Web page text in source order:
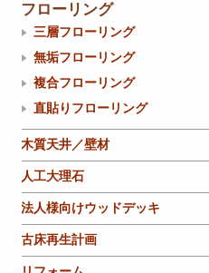
フローリング
三層フローリング
無垢フローリング
複合フローリング
直貼りフローリング
木質天井／壁材
人工大理石
法人様向けウッドデッキ
古床再生計画